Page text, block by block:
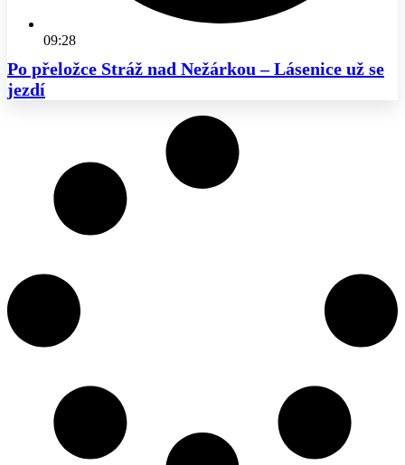
09:28
Po přeložce Stráž nad Nežárkou – Lásenice už se
jezdí